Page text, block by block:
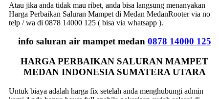
Atau jika anda tidak mau ribet, anda bisa langsung menanyakan
Harga Perbaikan Saluran Mampet di Medan MedanRooter via no
telp / wa di 0878 14000 125 ( bisa via whatsapp ).
info saluran air mampet medan 0878 14000 125
HARGA PERBAIKAN SALURAN MAMPET
MEDAN INDONESIA SUMATERA UTARA
Untuk biaya adalah harga fix setelah anda menghubungi admin